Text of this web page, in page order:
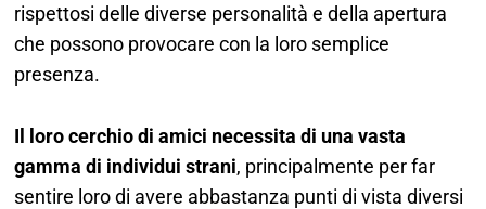
rispettosi delle diverse personalità e della apertura
che possono provocare con la loro semplice
presenza.
Il loro cerchio di amici necessita di una vasta
gamma di individui strani, principalmente per far
sentire loro di avere abbastanza punti di vista diversi